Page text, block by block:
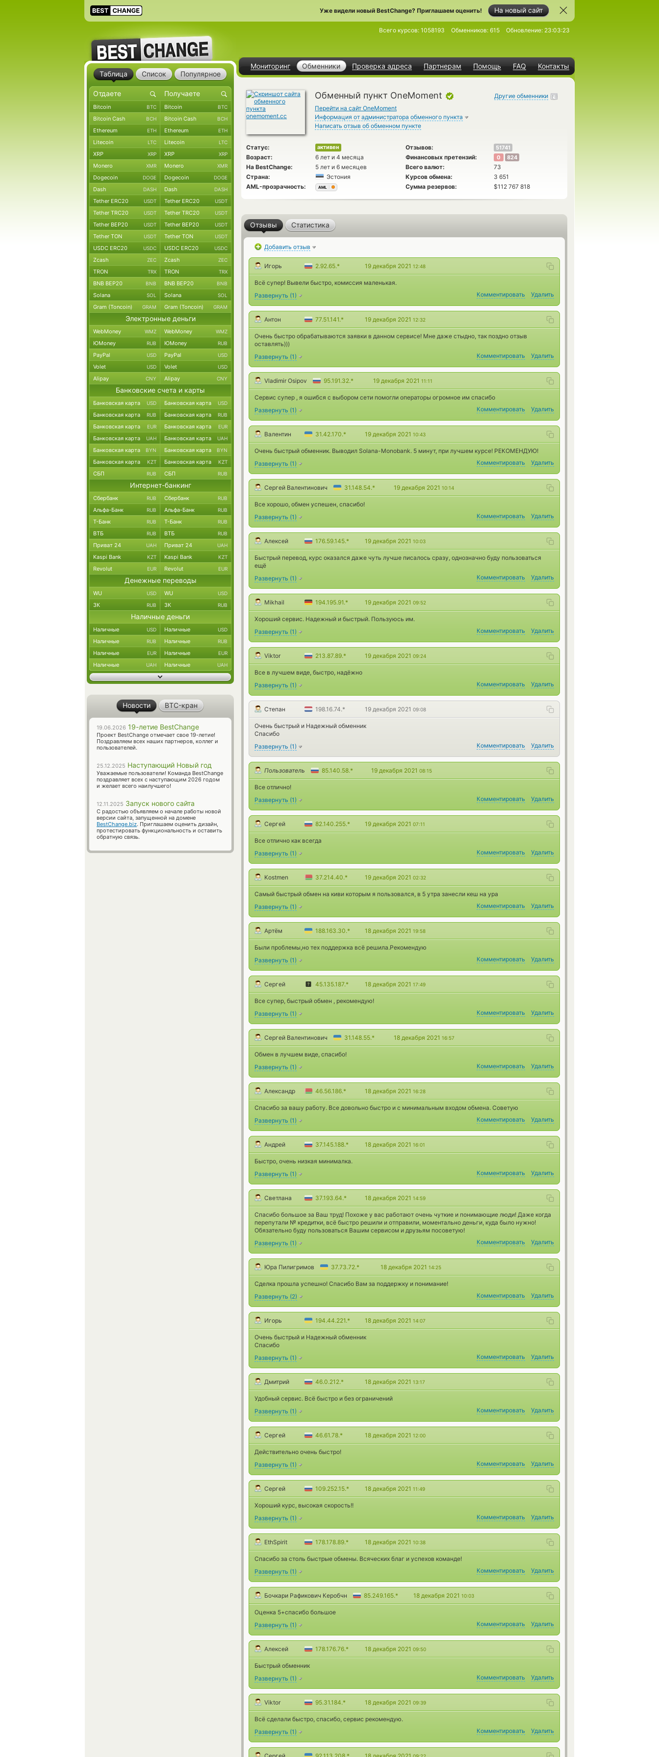
На новый сайт
Уже видели новый BestChange? Приглашаем оценить!
Мониторинг Обменники Проверка адреса Партнерам Помощь FAQ Контакты
Всего курсов: 1058193 Обменников: 615 Обновление: 23:03:23
Обменный пункт OneMoment
Перейти на сайт OneMoment
Информация от администратора обменного пункта
Написать отзыв об обменном пункте
Другие обменники
Статус: активен Отзывов: 51741
Возраст: 6 лет и 4 месяца Финансовых претензий: 0 824
На BestChange: 5 лет и 6 месяцев Всего валют:
73
Страна:
Эстония Курсов обмена:
3 651
AML-прозрачность:
AML Сумма резервов: $112 767 818
Отзывы Статистика
Добавить отзыв
Игорь 2.92.65.* 19 декабря 2021 12:48
Всё супер! Вывели быстро, комиссия маленькая.
Развернуть (1) Комментировать Удалить
Антон 77.51.141.* 19 декабря 2021 12:32
Очень быстро обрабатываются заявки в данном сервисе! Мне даже стыдно, так поздно отзыв
оставлять)))
Развернуть (1) Комментировать Удалить
Vladimir Osipov 95.191.32.* 19 декабря 2021 11:11
Сервис супер , я ошибся с выбором сети помогли операторы огромное им спасибо
Развернуть (1) Комментировать Удалить
Валентин 31.42.170.* 19 декабря 2021 10:43
Очень быстрый обменник. Выводил Solana-Monobank. 5 минут, при лучшем курсе! РЕКОМЕНДУЮ!
Развернуть (1) Комментировать Удалить
Сергей Валентинович 31.148.54.* 19 декабря 2021 10:14
Все хорошо, обмен успешен, спасибо!
Развернуть (1) Комментировать Удалить
Алексей 176.59.145.* 19 декабря 2021 10:03
Быстрый перевод, курс оказался даже чуть лучше писалось сразу, однозначно буду пользоваться
ещё
Развернуть (1) Комментировать Удалить
Mikhail 194.195.91.* 19 декабря 2021 09:52
Хороший сервис. Надежный и быстрый. Пользуюсь им.
Развернуть (1) Комментировать Удалить
Viktor 213.87.89.* 19 декабря 2021 09:24
Все в лучшем виде, быстро, надёжно
Развернуть (1) Комментировать Удалить
Степан 198.16.74.* 19 декабря 2021 09:08
Очень быстрый и Надежный обменник
Спасибо
Развернуть (1) Комментировать Удалить
Пользователь 85.140.58.* 19 декабря 2021 08:15
Все отлично!
Развернуть (1) Комментировать Удалить
Сергей 82.140.255.* 19 декабря 2021 07:11
Все отлично как всегда
Развернуть (1) Комментировать Удалить
Kostmen 37.214.40.* 19 декабря 2021 02:32
Самый быстрый обмен на киви которым я пользовался, в 5 утра занесли кеш на ура
Развернуть (1) Комментировать Удалить
Артём 188.163.30.* 18 декабря 2021 19:58
Были проблемы,но тех поддержка всё решила.Рекомендую
Развернуть (1) Комментировать Удалить
Сергей 45.135.187.* 18 декабря 2021 17:49
Все супер, быстрый обмен , рекомендую!
Развернуть (1) Комментировать Удалить
Сергей Валентинович 31.148.55.* 18 декабря 2021 16:57
Обмен в лучшем виде, спасибо!
Развернуть (1) Комментировать Удалить
Александр 46.56.186.* 18 декабря 2021 16:28
Спасибо за вашу работу. Все довольно быстро и с минимальным входом обмена. Советую
Развернуть (1) Комментировать Удалить
Андрей 37.145.188.* 18 декабря 2021 16:01
Быстро, очень низкая минималка.
Развернуть (1) Комментировать Удалить
Светлана 37.193.64.* 18 декабря 2021 14:59
Спасибо большое за Ваш труд! Похоже у вас работают очень чуткие и понимающие люди! Даже когда
перепутали № кредитки, всё быстро решили и отправили, моментально деньги, куда было нужно!
Обязательно буду пользоваться Вашим сервисом и друзьям посоветую!
Развернуть (1) Комментировать Удалить
Юра Пилигримов 37.73.72.* 18 декабря 2021 14:25
Сделка прошла успешно! Спасибо Вам за поддержку и понимание!
Развернуть (2) Комментировать Удалить
Игорь 194.44.221.* 18 декабря 2021 14:07
Очень быстрый и Надежный обменник
Спасибо
Развернуть (1) Комментировать Удалить
Дмитрий 46.0.212.* 18 декабря 2021 13:17
Удобный сервис. Всё быстро и без ограничений
Развернуть (1) Комментировать Удалить
Сергей 46.61.78.* 18 декабря 2021 12:00
Действительно очень быстро!
Развернуть (1) Комментировать Удалить
Сергей 109.252.15.* 18 декабря 2021 11:49
Хороший курс, высокая скорость!!
Развернуть (1) Комментировать Удалить
EthSpirit 178.178.89.* 18 декабря 2021 10:38
Спасибо за столь быстрые обмены. Всяческих благ и успехов команде!
Развернуть (1) Комментировать Удалить
Бочкари Рафикович Керобчн 85.249.165.* 18 декабря 2021 10:03
Оценка 5+спасибо большое
Развернуть (1) Комментировать Удалить
Алексей 178.176.76.* 18 декабря 2021 09:50
Быстрый обменник
Развернуть (1) Комментировать Удалить
Viktor 95.31.184.* 18 декабря 2021 09:39
Всё сделали быстро, спасибо, сервис рекомендую.
Развернуть (1) Комментировать Удалить
Таблица Список Популярное
Bitcoin BTC Bitcoin BTC
Bitcoin Cash BCH Bitcoin Cash BCH
Ethereum ETH Ethereum ETH
Litecoin LTC Litecoin LTC
XRP XRP XRP XRP
Monero XMR Monero XMR
Dogecoin DOGE Dogecoin DOGE
Dash DASH Dash DASH
Tether ERC20 USDT Tether ERC20 USDT
Tether TRC20 USDT Tether TRC20 USDT
Tether BEP20 USDT Tether BEP20 USDT
Tether TON USDT Tether TON USDT
USDC ERC20 USDC USDC ERC20 USDC
Zcash ZEC Zcash ZEC
TRON TRX TRON TRX
BNB BEP20 BNB BNB BEP20 BNB
Solana SOL Solana SOL
Gram (Toncoin) GRAM Gram (Toncoin) GRAM
Электронные деньги
WebMoney WMZ WebMoney WMZ
ЮMoney RUB ЮMoney RUB
PayPal USD PayPal USD
Volet USD Volet USD
Alipay CNY Alipay CNY
Банковские счета и карты
Банковская карта USD Банковская карта USD
Банковская карта RUB Банковская карта RUB
Банковская карта EUR Банковская карта EUR
Банковская карта UAH Банковская карта UAH
Банковская карта BYN Банковская карта BYN
Банковская карта KZT Банковская карта KZT
СБП RUB СБП RUB
Интернет-банкинг
Сбербанк RUB Сбербанк RUB
Альфа-Банк RUB Альфа-Банк RUB
Т-Банк RUB Т-Банк RUB
ВТБ RUB ВТБ RUB
Приват 24 UAH Приват 24 UAH
Kaspi Bank KZT Kaspi Bank KZT
Revolut EUR Revolut EUR
Денежные переводы
WU USD WU USD
ЗК RUB ЗК RUB
Наличные деньги
Наличные USD Наличные USD
Наличные RUB Наличные RUB
Наличные EUR Наличные EUR
Наличные UAH Наличные UAH
Новости BTC-кран
19.06.2026 19-летие BestChange
Проект BestChange отмечает свое 19-летие!
Поздравляем всех наших партнеров, коллег и
пользователей.
25.12.2025 Наступающий Новый год
Уважаемые пользователи! Команда BestChange
поздравляет всех с наступающим 2026 годом
и желает всего наилучшего!
12.11.2025 Запуск нового сайта
С радостью объявляем о начале работы новой
версии сайта, запущенной на домене
BestChange.biz. Приглашаем оценить дизайн,
протестировать функциональность и оставить
обратную связь.